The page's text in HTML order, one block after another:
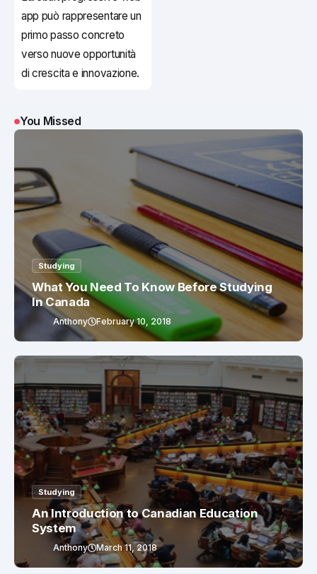
app può rappresentare un
primo passo concreto
verso nuove opportunità
di crescita e innovazione.
You Missed
Studying
What You Need To Know Before Studying
In Canada
Anthony February 10, 2018
Studying
An Introduction to Canadian Education
System
Anthony March 11, 2018